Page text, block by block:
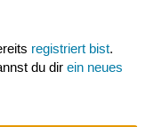
registriert bist.
du dir ein neues